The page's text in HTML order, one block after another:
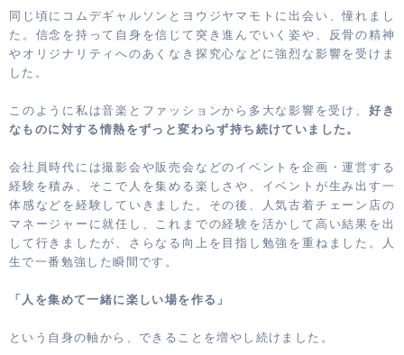
同じ頃にコムデギャルソンとヨウジヤマモトに出会い、憧れまし
た。信念を持って自身を信じて突き進んでいく姿や、反骨の精神
やオリジナリティへのあくなき探究心などに強烈な影響を受けま
した。
このように私は音楽とファッションから多大な影響を受け、 好き
なものに対する情熱をずっと変わらず持ち続けていました。
会社員時代には撮影会や販売会などのイベントを企画・運営する
経験を積み、そこで人を集める楽しさや、イベントが生み出す一
体感などを経験していきました。その後、人気古着チェーン店の
マネージャーに就任し、これまでの経験を活かして高い結果を出
して行きましたが、さらなる向上を目指し勉強を重ねました。人
生で一番勉強した瞬間です。
「人を集めて一緒に楽しい場を作る」
という自身の軸から、できることを増やし続けました。